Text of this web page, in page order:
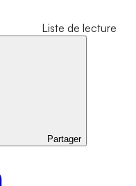
Liste de lecture
Partager